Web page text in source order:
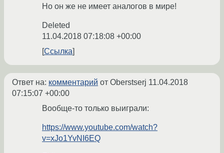
Но он же не имеет аналогов в мире!
Deleted
11.04.2018 07:18:08 +00:00
Ссылка
Ответ на: комментарий от Oberstserj 11.04.2018
07:15:07 +00:00
Вообще-то только выиграли:
https://www.youtube.com/watch?
v=xJo1YvNI6EQ